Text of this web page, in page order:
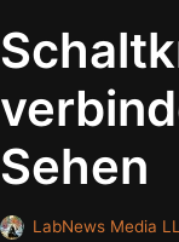
Sehen
LabNews Media